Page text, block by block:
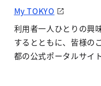
My TOKYO
利用者一人ひとりの興
するとともに、皆様の
都の公式ポータルサイト